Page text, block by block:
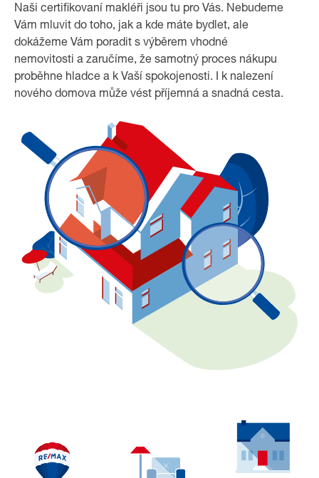
Naši certifikovaní makléři jsou tu pro Vás. Nebudeme
Vám mluvit do toho, jak a kde máte bydlet, ale
dokážeme Vám poradit s výběrem vhodné
nemovitosti a zaručíme, že samotný proces nákupu
proběhne hladce a k Vaší spokojenosti. I k nalezení
nového domova může vést příjemná a snadná cesta.